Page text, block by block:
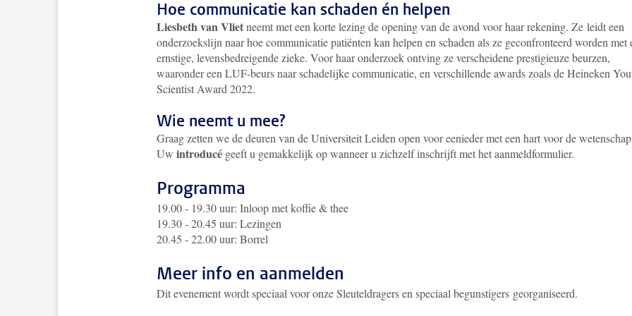
Hoe communicatie kan schaden én helpen
Liesbeth van Vlietneemt met een korte lezing de opening van de avond voor haar rekening. Ze leidt een
onderzoekslijn naar hoe communicatie patiënten kan helpen en schaden als ze geconfronteerd worden met
ernstige, levensbedreigende zieke. Voor haar onderzoek ontving ze verscheidene prestigieuze beurzen,
waaronder een LUF-beurs naar schadelijke communicatie, en verschillende awards zoals de Heineken
Scientist Award 2022.
Wie neemt u mee?
Graag zetten we de deuren van de Universiteit Leiden open voor eenieder met een hart voor de
Uw introducé geeft u gemakkelijk op wanneer u zichzelf inschrijft met het aanmeldformulier.
Programma
19.00 - 19.30 uur: Inloop met koffie & thee​
19.30 - 20.45 uur: Lezingen
20.45 - 22.00 uur: Borrel
Meer info en aanmelden
Dit evenement wordt speciaal voor onze Sleuteldragers en speciaal begunstigers georganiseerd.